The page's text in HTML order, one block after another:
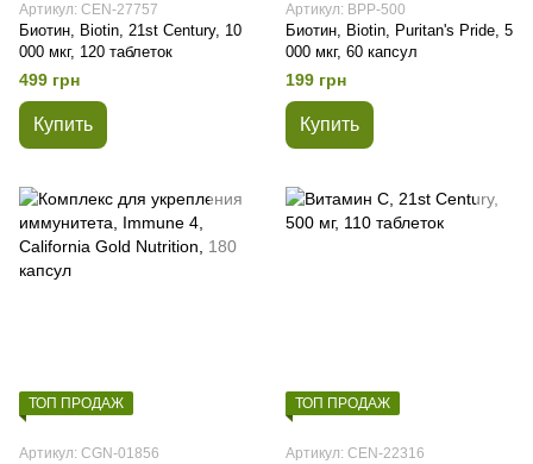
Артикул: CEN-27757
Биотин, Biotin, 21st Century, 10
000 мкг, 120 таблеток
499 грн
Купить
Артикул: BPP-500
Биотин, Biotin, Puritan's Pride, 5
000 мкг, 60 капсул
199 грн
Купить
ТОП ПРОДАЖ
Артикул: CGN-01856
ТОП ПРОДАЖ
Артикул: CEN-22316